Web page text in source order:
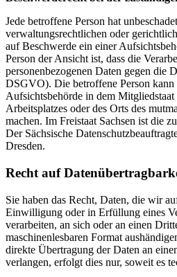
Jede betroffene Person hat
verwaltungsrechtlichen oder
auf Beschwerde ein einer
Person der Ansicht ist, dass die
personenbezogenen Daten gegen die
DSGVO). Die betroffene Person kann
Aufsichtsbehörde in dem
Arbeitsplatzes oder des Orts des
machen. Im Freistaat Sachsen ist die
Der Sächsische
Dresden.
Recht auf
Sie haben das Recht, Daten, die wir
Einwilligung oder in Erfüllung eines
verarbeiten, an sich oder an einen
maschinenlesbaren Format
direkte Übertragung der Daten an
verlangen, erfolgt dies nur, soweit es